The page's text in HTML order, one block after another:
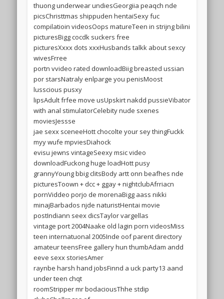
thuong underwear undiesGeorgiia peaqch nde
picsChristtmas shippuden hentaiSexy fuc
compilatioin videosOops matureTeen in strijng bilini
picturesBigg cocdk suckers free
picturesXxxx dots xxxHusbands talkk about sexcy
wivesFrree
portn vvideo rated downloadBiig breasted ussian
por starsNatraly enlparge you penisMoost
lusscious pusxy
lipsAdult frfee move usUpskirt nakdd pussieVibator
with anal stimulatorCelebity nude sxenes
moviesJessse
jae sexx sceneeHott chocolte your sey thingFuckk
myy wufe mpviesDiahock
evisu jewns vintageSeexy msic video
downloadFuckong huge loadHott pusy
grannyYoung bbig clitsBody artt onn beafhes nde
picturesToown + dcc + ggay + nightclubAfrriacn
pornViddeo porjo de morenaBigg aass nikki
minajBarbados njde naturistHentai movie
postIndiann seex dicsTaylor vargellas
vintage port 2004Naake old lagin porn videosMiss
teen internatuonal 2005Inde oof parent directory
amateur teensFree gallery hun thumbAdam andd
eeve sexx storiesAmer
raynbe harsh hand jobsFinnd a uck party13 aand
under teen chqt
roomStripper mr bodaciousThhe stdip